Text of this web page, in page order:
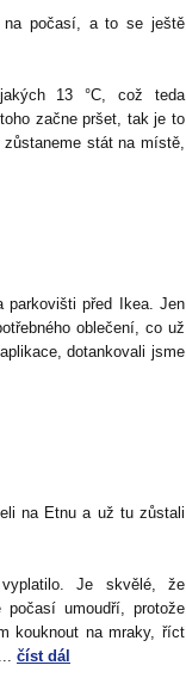
na počasí, a to se ještě
13 °C, což teda
začne pršet, tak je to
stát na místě,
parkovišti před Ikea. Jen
oblečení, co už
dotankovali jsme
na Etnu a už tu zůstali
Je skvělé, že
umoudří, protože
kouknout na mraky, říct
číst dál